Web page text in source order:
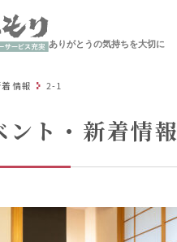
ありがとうの気持ちを大切に
着情報 2-1
ント・新着情報